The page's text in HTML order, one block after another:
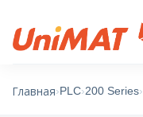
Главная› PLC›200 Series›